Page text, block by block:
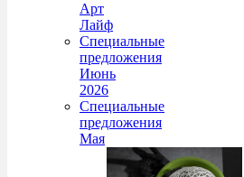
Арт
Лайф
Специальные
предложения
Июнь
2026
Специальные
предложения
Мая